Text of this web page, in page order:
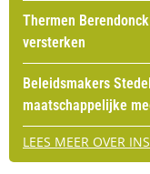
Thermen
versterken
Beleidsmakers
maatschappelijke
LEES MEER OVER